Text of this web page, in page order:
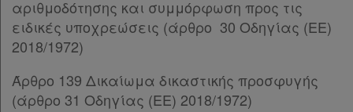
Άρθρο 84Α
Άρθρο 84Β
ΚΕΦΑΛΑΙΟ ΙΓ΄
Άρθρο 85 [-]
Παρ.1
αριθμοδότησης και συμμόρφωση προς τις
ειδικές υποχρεώσεις (άρθρο 30 Οδηγίας (ΕΕ)
2018/1972)
Άρθρο 139 Δικαίωμα δικαστικής προσφυγής
(άρθρο 31 Οδηγίας (ΕΕ) 2018/1972)